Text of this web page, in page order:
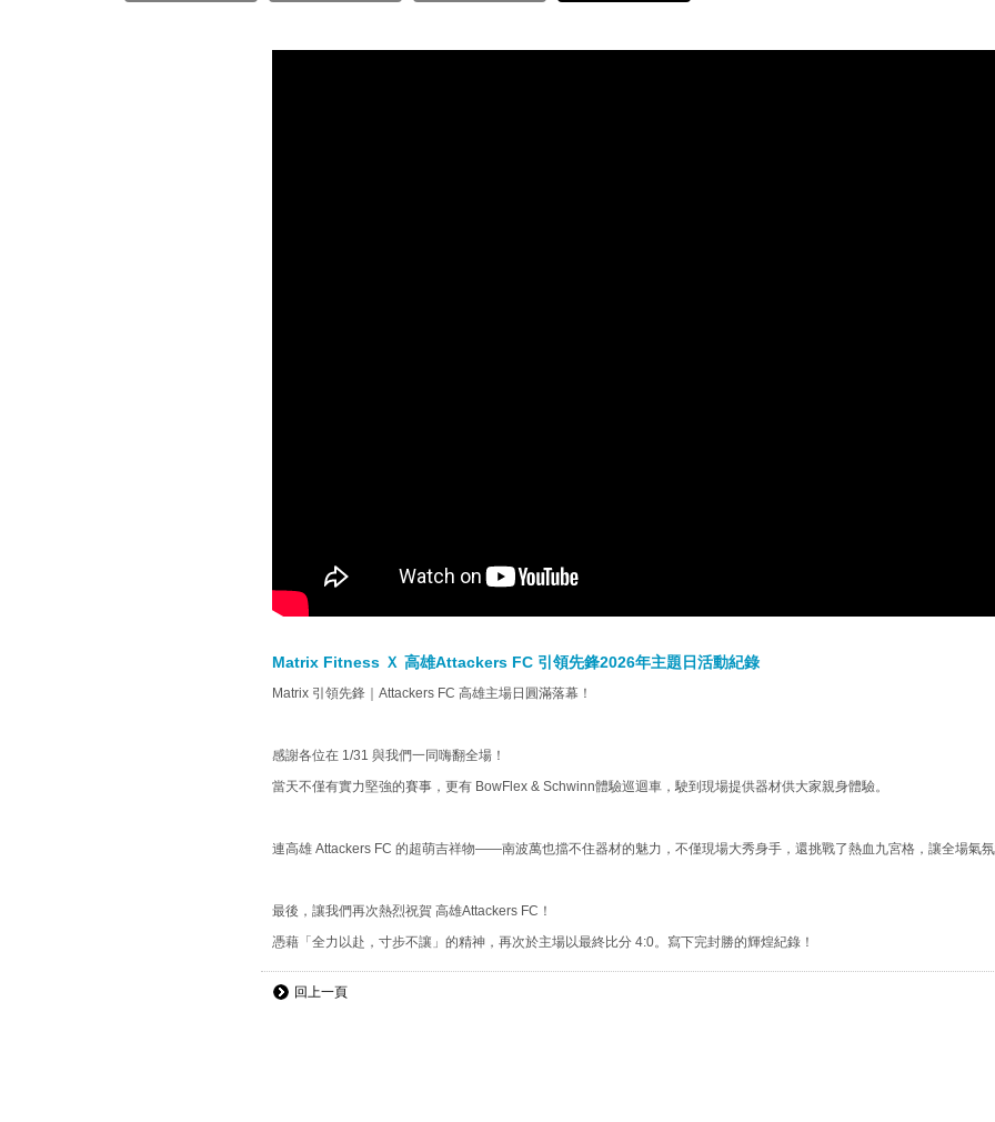
Matrix Fitness Ｘ 高雄Attackers FC 引領先鋒2026年主題日活動紀錄
Matrix 引領先鋒｜Attackers FC 高雄主場日圓滿落幕！
感謝各位在 1/31 與我們一同嗨翻全場！
當天不僅有實力堅強的賽事，更有 BowFlex & Schwinn體驗巡迴車，駛到現場提供器材供大家親身體驗。
連高雄 Attackers FC 的超萌吉祥物——南波萬也擋不住器材的魅力，不僅現場大秀身手，還挑戰了熱血九宮格，讓全場氣氛
最後，讓我們再次熱烈祝賀 高雄Attackers FC！
憑藉「全力以赴，寸步不讓」的精神，再次於主場以最終比分 4:0。寫下完封勝的輝煌紀錄！
回上一頁